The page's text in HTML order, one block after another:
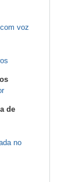
voz
de
no